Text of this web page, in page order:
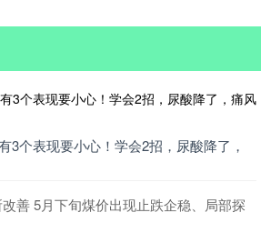
3个表现要小心！学会2招，尿酸降了，
善 5月下旬煤价出现止跌企稳、局部探